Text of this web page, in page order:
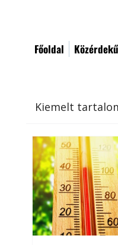
Főoldal Közérdekű
Kiemelt